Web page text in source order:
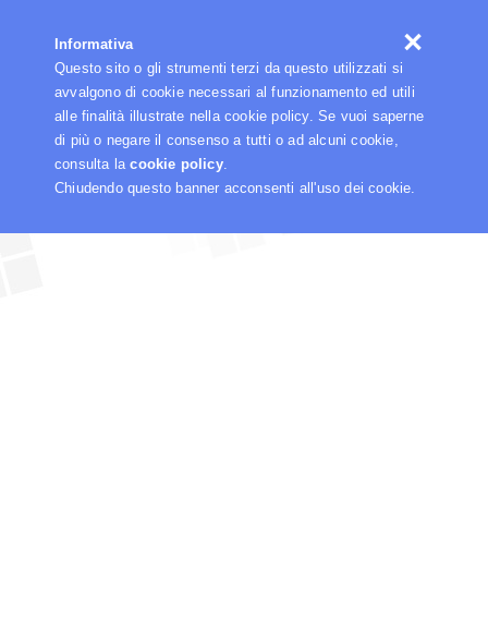
Informativa
Questo sito o gli strumenti terzi da questo utilizzati si
avvalgono di cookie necessari al funzionamento ed utili
alle finalità illustrate nella cookie policy. Se vuoi saperne
di più o negare il consenso a tutti o ad alcuni cookie,
consulta lacookie policy.
Chiudendo questo banner acconsenti all'uso dei cookie.